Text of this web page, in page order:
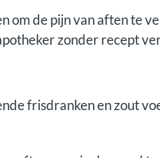
om de pijn van aften te
zonder recept
frisdranken en zout